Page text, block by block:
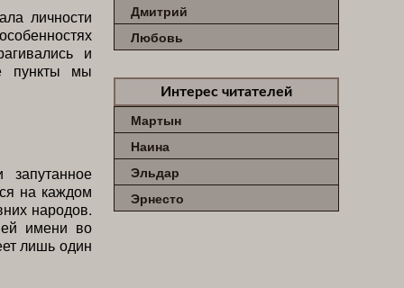
личности
и
пункты мы
на каждом
народов.
имени во
лишь один
Дмитрий
Любовь
Интерес читателей
Мартын
Наина
Эльдар
Эрнесто